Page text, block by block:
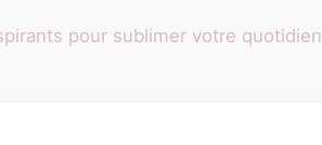
pour sublimer votre quotidien